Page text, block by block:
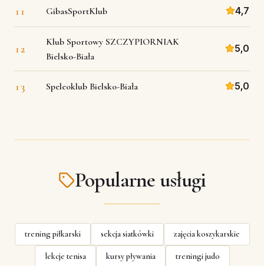
11 GibasSportKlub 4,7
12
Klub Sportowy SZCZYPIORNIAK
Bielsko-Biała
5,0
13 Speleoklub Bielsko-Biała 5,0
Popularne usługi
trening piłkarski sekcja siatkówki zajęcia koszykarskie
lekcje tenisa kursy pływania treningi judo